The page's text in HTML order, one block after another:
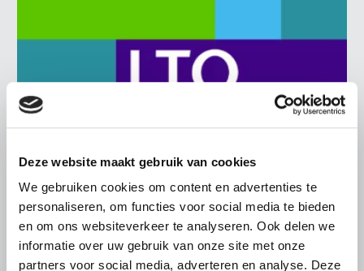
Deze website maakt gebruik van cookies
We gebruiken cookies om content en advertenties te
personaliseren, om functies voor social media te bieden
en om ons websiteverkeer te analyseren. Ook delen we
informatie over uw gebruik van onze site met onze
partners voor social media, adverteren en analyse. Deze
BELANGRIJKE INFORMATIE
6 AUGUSTUS 2026
LTO sluit aan bij demonstratie tegen